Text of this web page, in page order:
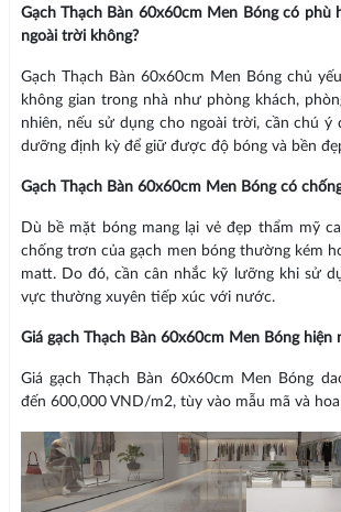
Gạch Thạch Bàn 60x60cm Men Bóng có phù
ngoài trời không?
Gạch Thạch Bàn 60x60cm Men Bóng chủ
không gian trong nhà như phòng khách,
nhiên, nếu sử dụng cho ngoài trời, cần chú ý
dưỡng định kỳ để giữ được độ bóng và bền
Gạch Thạch Bàn 60x60cm Men Bóng có
Dù bề mặt bóng mang lại vẻ đẹp thẩm mỹ
chống trơn của gạch men bóng thường kém
matt. Do đó, cần cân nhắc kỹ lưỡng khi sử
vực thường xuyên tiếp xúc với nước.
Giá gạch Thạch Bàn 60x60cm Men Bóng hiện
Giá gạch Thạch Bàn 60x60cm Men Bóng
đến 600,000 VND/m2, tùy vào mẫu mã và